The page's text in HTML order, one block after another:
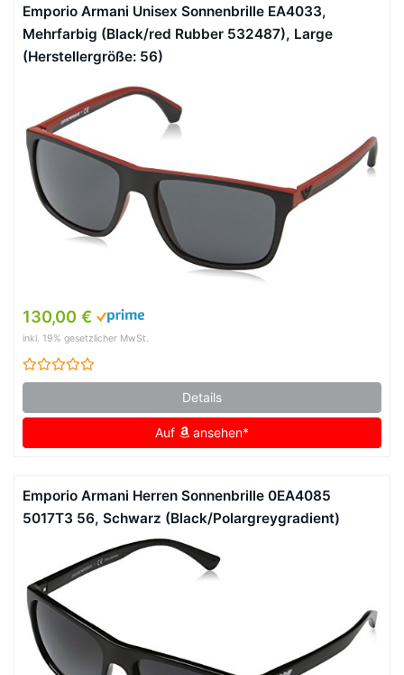
Emporio Armani Unisex Sonnenbrille EA4033,
Mehrfarbig (Black/red Rubber 532487), Large
(Herstellergröße: 56)
130,00 €
inkl. 19% gesetzlicher MwSt.
Details
Auf ansehen*
Emporio Armani Herren Sonnenbrille 0EA4085
5017T3 56, Schwarz (Black/Polargreygradient)